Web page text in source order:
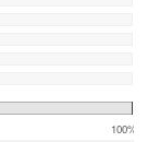
100%